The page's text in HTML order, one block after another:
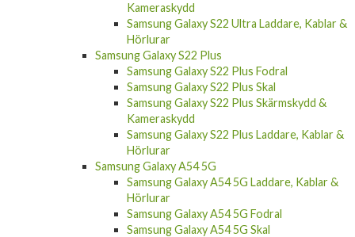
Kameraskydd
Samsung Galaxy S22 Ultra Laddare, Kablar &
Hörlurar
Samsung Galaxy S22 Plus
Samsung Galaxy S22 Plus Fodral
Samsung Galaxy S22 Plus Skal
Samsung Galaxy S22 Plus Skärmskydd &
Kameraskydd
Samsung Galaxy S22 Plus Laddare, Kablar &
Hörlurar
Samsung Galaxy A54 5G
Samsung Galaxy A54 5G Laddare, Kablar &
Hörlurar
Samsung Galaxy A54 5G Fodral
Samsung Galaxy A54 5G Skal